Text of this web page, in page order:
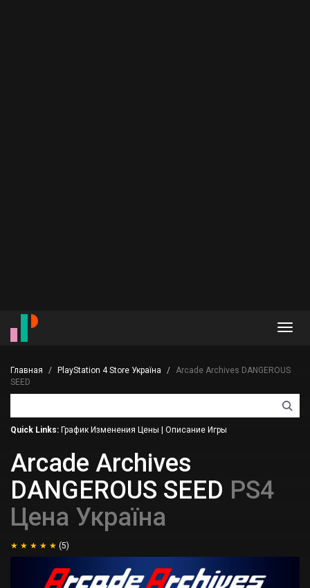
Главная PlayStation 4 Store Україна
Arcade Archives DANGEROUS
SEED
Quick Links: График Изменения Цены Описание Игры
Arcade Archives
DANGEROUS SEED PS4
Цена Україна
(5)